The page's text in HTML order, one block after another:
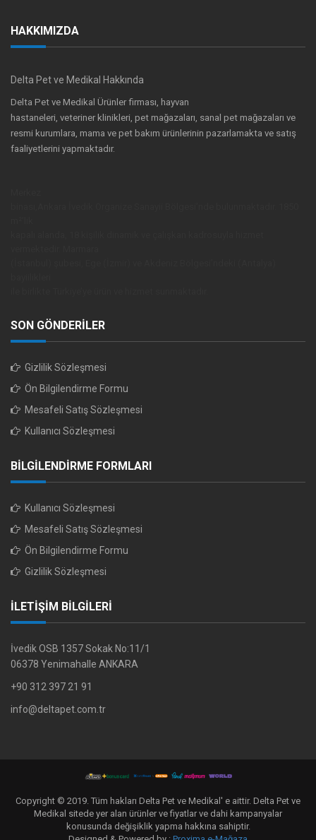
HAKKIMIZDA
Delta Pet ve Medikal Hakkında
Delta Pet ve Medikal Ürünler firması, hayvan
hastaneleri, veteriner klinikleri, pet mağazaları, sanal pet mağazaları ve
resmi kurumlara, mama ve pet bakım ürünlerinin pazarlamakta ve satış
faaliyetlerini yapmaktadır.
SON GÖNDERİLER
Gizlilik Sözleşmesi
Ön Bilgilendirme Formu
Mesafeli Satış Sözleşmesi
Kullanıcı Sözleşmesi
BİLGİLENDİRME FORMLARI
Kullanıcı Sözleşmesi
Mesafeli Satış Sözleşmesi
Ön Bilgilendirme Formu
Gizlilik Sözleşmesi
İLETİŞİM BİLGİLERİ
İvedik OSB 1357 Sokak No:11/1
06378 Yenimahalle ANKARA
+90 312 397 21 91
info@deltapet.com.tr
Copyright © 2019. Tüm hakları Delta Pet ve Medikal' e aittir. Delta Pet ve
Medikal sitede yer alan ürünler ve fiyatlar ve dahi kampanyalar
konusunda değişiklik yapma hakkına sahiptir.